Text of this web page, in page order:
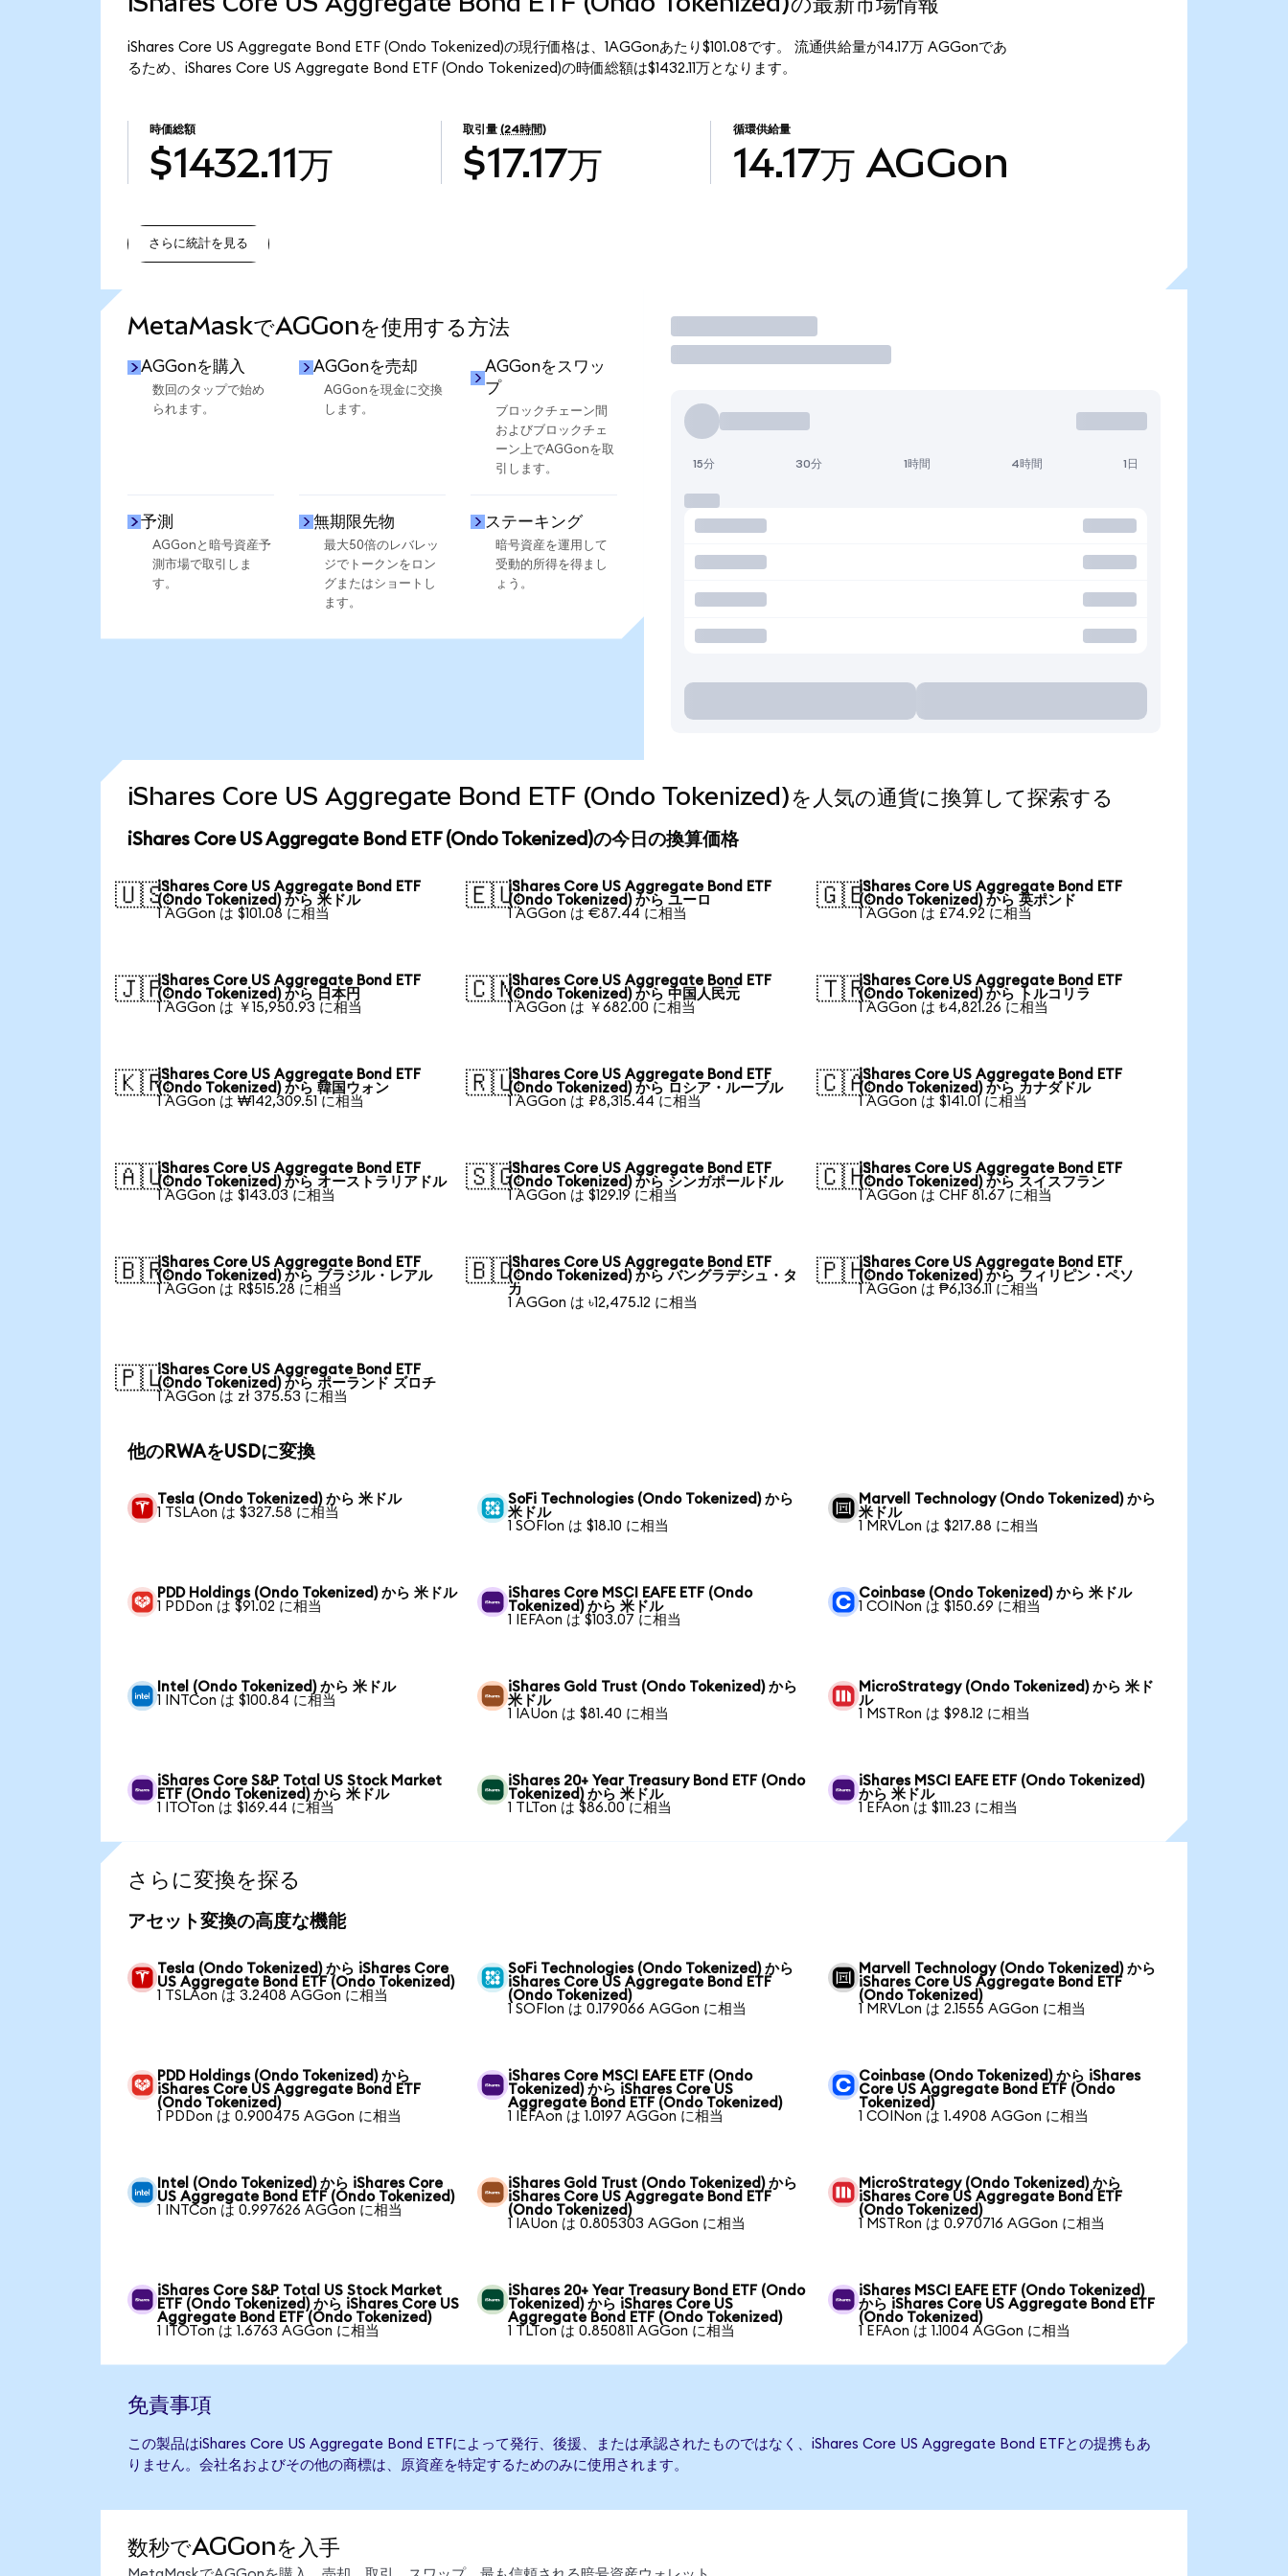
iShares Core US Aggregate Bond ETF (Ondo Tokenized)の現行価格は、1AGGonあたり$101.08です。 流通供給量が14.17万 AGGonであ
るため、iShares Core US Aggregate Bond ETF (Ondo Tokenized)の時価総額は$1432.11万となります。
時価総額
$1432.11万
取引量 (24時間)
$17.17万
循環供給量
14.17万 AGGon
さらに統計を見る
MetaMaskでAGGonを使用する方法
AGGonを購入
数回のタップで始め
られます。
AGGonを売却
AGGonを現金に交換
します。
AGGonをスワッ
プ
ブロックチェーン間
およびブロックチェ
ーン上でAGGonを取
引します。
予測
AGGonと暗号資産予
測市場で取引しま
す。
無期限先物
最大50倍のレバレッ
ジでトークンをロン
グまたはショートし
ます。
ステーキング
暗号資産を運用して
受動的所得を得まし
ょう。
取引
15分 30分 1時間 4時間 1日
iShares Core US Aggregate Bond ETF (Ondo Tokenized)を人気の通貨に換算して探索する
iShares Core US Aggregate Bond ETF (Ondo Tokenized)の今日の換算価格
🇺🇸iShares Core US Aggregate Bond ETF
(Ondo Tokenized) から 米ドル
1 AGGon は $101.08 に相当
🇪🇺iShares Core US Aggregate Bond ETF
(Ondo Tokenized) から ユーロ
1 AGGon は €87.44 に相当
🇬🇧iShares Core US Aggregate Bond ETF
(Ondo Tokenized) から 英ポンド
1 AGGon は £74.92 に相当
🇯🇵iShares Core US Aggregate Bond ETF
(Ondo Tokenized) から 日本円
1 AGGon は ￥15,950.93 に相当
🇨🇳iShares Core US Aggregate Bond ETF
(Ondo Tokenized) から 中国人民元
1 AGGon は ￥682.00 に相当
🇹🇷iShares Core US Aggregate Bond ETF
(Ondo Tokenized) から トルコリラ
1 AGGon は ₺4,821.26 に相当
🇰🇷iShares Core US Aggregate Bond ETF
(Ondo Tokenized) から 韓国ウォン
1 AGGon は ₩142,309.51 に相当
🇷🇺iShares Core US Aggregate Bond ETF
(Ondo Tokenized) から ロシア・ルーブル
1 AGGon は ₽8,315.44 に相当
🇨🇦iShares Core US Aggregate Bond ETF
(Ondo Tokenized) から カナダドル
1 AGGon は $141.01 に相当
🇦🇺iShares Core US Aggregate Bond ETF
(Ondo Tokenized) から オーストラリアドル
1 AGGon は $143.03 に相当
🇸🇬iShares Core US Aggregate Bond ETF
(Ondo Tokenized) から シンガポールドル
1 AGGon は $129.19 に相当
🇨🇭iShares Core US Aggregate Bond ETF
(Ondo Tokenized) から スイスフラン
1 AGGon は CHF 81.67 に相当
🇧🇷iShares Core US Aggregate Bond ETF
(Ondo Tokenized) から ブラジル・レアル
1 AGGon は R$515.28 に相当
🇧🇩iShares Core US Aggregate Bond ETF
(Ondo Tokenized) から バングラデシュ・タ
カ
1 AGGon は ৳12,475.12 に相当
🇵🇭iShares Core US Aggregate Bond ETF
(Ondo Tokenized) から フィリピン・ペソ
1 AGGon は ₱6,136.11 に相当
🇵🇱iShares Core US Aggregate Bond ETF
(Ondo Tokenized) から ポーランド ズロチ
1 AGGon は zł 375.53 に相当
他のRWAをUSDに変換
Tesla (Ondo Tokenized) から 米ドル
1 TSLAon は $327.58 に相当
SoFi Technologies (Ondo Tokenized) から
米ドル
1 SOFIon は $18.10 に相当
Marvell Technology (Ondo Tokenized) から
米ドル
1 MRVLon は $217.88 に相当
PDD Holdings (Ondo Tokenized) から 米ドル
1 PDDon は $91.02 に相当
iShares Core MSCI EAFE ETF (Ondo
Tokenized) から 米ドル
1 IEFAon は $103.07 に相当
Coinbase (Ondo Tokenized) から 米ドル
1 COINon は $150.69 に相当
Intel (Ondo Tokenized) から 米ドル
1 INTCon は $100.84 に相当
iShares Gold Trust (Ondo Tokenized) から
米ドル
1 IAUon は $81.40 に相当
MicroStrategy (Ondo Tokenized) から 米ド
ル
1 MSTRon は $98.12 に相当
iShares Core S&P Total US Stock Market
ETF (Ondo Tokenized) から 米ドル
1 ITOTon は $169.44 に相当
iShares 20+ Year Treasury Bond ETF (Ondo
Tokenized) から 米ドル
1 TLTon は $86.00 に相当
iShares MSCI EAFE ETF (Ondo Tokenized)
から 米ドル
1 EFAon は $111.23 に相当
さらに変換を探る
アセット変換の高度な機能
Tesla (Ondo Tokenized) から iShares Core
US Aggregate Bond ETF (Ondo Tokenized)
1 TSLAon は 3.2408 AGGon に相当
SoFi Technologies (Ondo Tokenized) から
iShares Core US Aggregate Bond ETF
(Ondo Tokenized)
1 SOFIon は 0.179066 AGGon に相当
Marvell Technology (Ondo Tokenized) から
iShares Core US Aggregate Bond ETF
(Ondo Tokenized)
1 MRVLon は 2.1555 AGGon に相当
PDD Holdings (Ondo Tokenized) から
iShares Core US Aggregate Bond ETF
(Ondo Tokenized)
1 PDDon は 0.900475 AGGon に相当
iShares Core MSCI EAFE ETF (Ondo
Tokenized) から iShares Core US
Aggregate Bond ETF (Ondo Tokenized)
1 IEFAon は 1.0197 AGGon に相当
Coinbase (Ondo Tokenized) から iShares
Core US Aggregate Bond ETF (Ondo
Tokenized)
1 COINon は 1.4908 AGGon に相当
Intel (Ondo Tokenized) から iShares Core
US Aggregate Bond ETF (Ondo Tokenized)
1 INTCon は 0.997626 AGGon に相当
iShares Gold Trust (Ondo Tokenized) から
iShares Core US Aggregate Bond ETF
(Ondo Tokenized)
1 IAUon は 0.805303 AGGon に相当
MicroStrategy (Ondo Tokenized) から
iShares Core US Aggregate Bond ETF
(Ondo Tokenized)
1 MSTRon は 0.970716 AGGon に相当
iShares Core S&P Total US Stock Market
ETF (Ondo Tokenized) から iShares Core US
Aggregate Bond ETF (Ondo Tokenized)
1 ITOTon は 1.6763 AGGon に相当
iShares 20+ Year Treasury Bond ETF (Ondo
Tokenized) から iShares Core US
Aggregate Bond ETF (Ondo Tokenized)
1 TLTon は 0.850811 AGGon に相当
iShares MSCI EAFE ETF (Ondo Tokenized)
から iShares Core US Aggregate Bond ETF
(Ondo Tokenized)
1 EFAon は 1.1004 AGGon に相当
免責事項
この製品はiShares Core US Aggregate Bond ETFによって発行、後援、または承認されたものではなく、iShares Core US Aggregate Bond ETFとの提携もあ
りません。会社名およびその他の商標は、原資産を特定するためのみに使用されます。
数秒でAGGonを入手